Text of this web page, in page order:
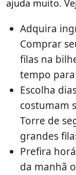
ajuda muito.
Adquira
Comprar
filas na
tempo
Escolha
costumam
Torre de
grandes
Prefira
da manhã